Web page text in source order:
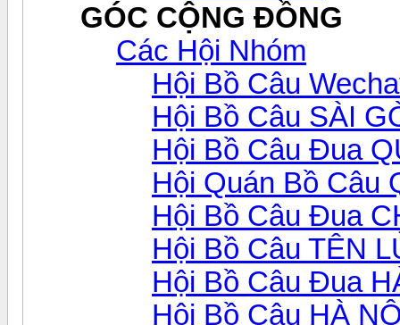
GÓC CỘNG ĐỒNG
Các Hội Nhóm
Hội Bồ Câu
Hội Bồ Câu SÀI
Hội Bồ Câu Đua
Hội Quán Bồ Câu
Hội Bồ Câu Đua
Hội Bồ Câu TÊN
Hội Bồ Câu Đua
Hội Bồ Câu HÀ